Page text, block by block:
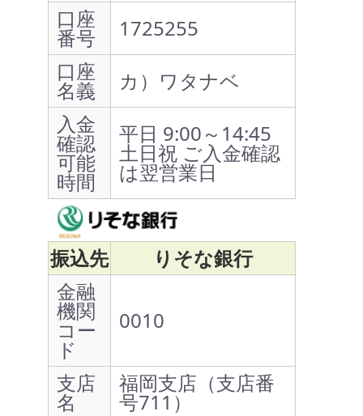
口座
番号
1725255
口座
名義
カ）ワタナベ
入金
確認
可能
時間
平日 9:00～14:45
土日祝 ご入金確認
は翌営業日
振込先
りそな銀行
金融
機関
コー
ド
0010
支店
名
福岡支店（支店番
号711）